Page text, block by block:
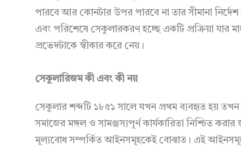
পারবে আর কোনটার উপর পারবে না তার সীমানা
এবং পরিশেষে সেকুলারকরণ হচ্ছে একটি প্রক্রিয়া যার
প্রভেদটাকে স্বীকার করে নেয়।
সেকুলারিজম কী এবং কী নয়
সেকুলার শব্দটি ১৮৫১ সালে যখন প্রথম ব্যবহৃত হয় তখন
সমাজের মঙ্গল ও সামঞ্জস্যপূর্ণ কার্যকারিতা নিশ্চিত
মূল্যবোধ সম্পর্কিত আইনসমূহকেই বোঝাত। এই আইনসমূহ